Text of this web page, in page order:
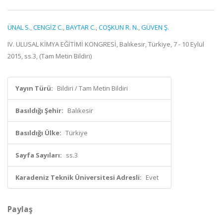
ÜNAL S.,CENGİZ C.,BAYTAR C.,COŞKUN R. N.,GÜVEN Ş.
IV. ULUSAL KİMYA EĞİTİMİ KONGRESİ, Balıkesir, Türkiye, 7 - 10 Eylül
2015, ss.3, (Tam Metin Bildiri)
Yayın Türü: Bildiri / Tam Metin Bildiri
Basıldığı Şehir: Balıkesir
Basıldığı Ülke: Türkiye
Sayfa Sayıları: ss.3
Karadeniz Teknik Üniversitesi Adresli: Evet
Paylaş